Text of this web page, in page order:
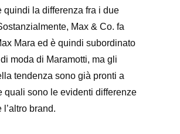
quindi la differenza fra i due
Max & Co. fa
Mara ed è quindi subordinato
moda di Maramotti, ma gli
tendenza sono già pronti a
quali sono le evidenti differenze
l’altro brand.